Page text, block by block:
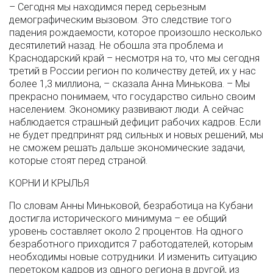
– Сегодня мы находимся перед серьезным
демографическим вызовом. Это следствие того
падения рождаемости, которое произошло несколько
десятилетий назад. Не обошла эта проблема и
Краснодарский край – несмотря на то, что мы сегодня
третий в России регион по количеству детей, их у нас
более 1,3 миллиона, – сказала Анна Минькова. – Мы
прекрасно понимаем, что государство сильно своим
населением. Экономику развивают люди. А сейчас
наблюдается страшный дефицит рабочих кадров. Если
не будет предпринят ряд сильных и новых решений, мы
не сможем решать дальше экономические задачи,
которые стоят перед страной.
КОРНИ И КРЫЛЬЯ
По словам Анны Миньковой, безработица на Кубани
достигла исторического минимума – ее общий
уровень составляет около 2 процентов. На одного
безработного приходится 7 работодателей, которым
необходимы новые сотрудники. И изменить ситуацию
перетоком кадров из одного региона в другой, из